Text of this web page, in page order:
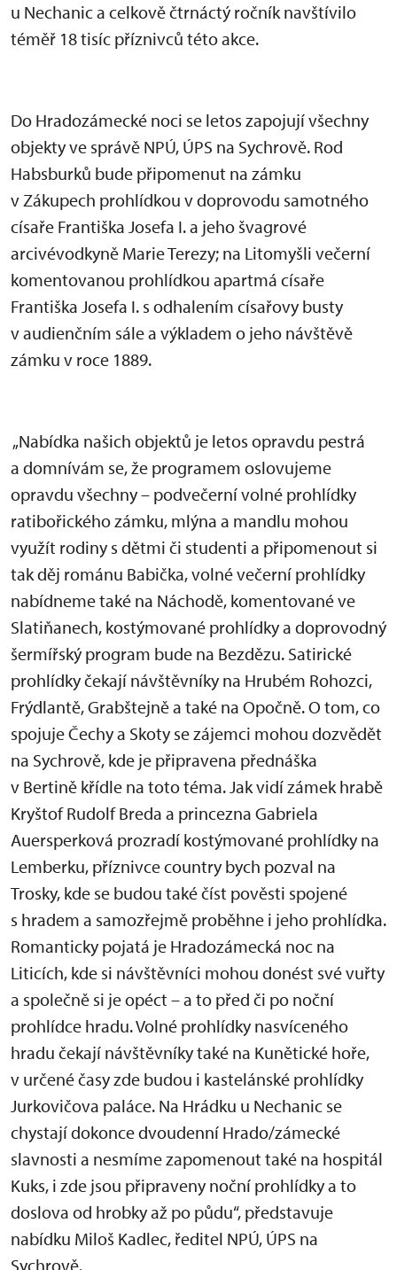
u Nechanic a celkově čtrnáctý ročník navštívilo
téměř 18 tisíc příznivců této akce.
Do Hradozámecké noci se letos zapojují všechny
objekty ve správě NPÚ, ÚPS na Sychrově. Rod
Habsburků bude připomenut na zámku
v Zákupech prohlídkou v doprovodu samotného
císaře Františka Josefa I. a jeho švagrové
arcivévodkyně Marie Terezy; na Litomyšli večerní
komentovanou prohlídkou apartmá císaře
Františka Josefa I. s odhalením císařovy busty
v audienčním sále a výkladem o jeho návštěvě
zámku v roce 1889.
„Nabídka našich objektů je letos opravdu pestrá
a domnívám se, že programem oslovujeme
opravdu všechny – podvečerní volné prohlídky
ratibořického zámku, mlýna a mandlu mohou
využít rodiny s dětmi či studenti a připomenout si
tak děj románu Babička, volné večerní prohlídky
nabídneme také na Náchodě, komentované ve
Slatiňanech, kostýmované prohlídky a doprovodný
šermířský program bude na Bezdězu. Satirické
prohlídky čekají návštěvníky na Hrubém Rohozci,
Frýdlantě, Grabštejně a také na Opočně. O tom, co
spojuje Čechy a Skoty se zájemci mohou dozvědět
na Sychrově, kde je připravena přednáška
v Bertině křídle na toto téma. Jak vidí zámek hrabě
Kryštof Rudolf Breda a princezna Gabriela
Auersperková prozradí kostýmované prohlídky na
Lemberku, příznivce country bych pozval na
Trosky, kde se budou také číst pověsti spojené
s hradem a samozřejmě proběhne i jeho prohlídka.
Romanticky pojatá je Hradozámecká noc na
Liticích, kde si návštěvníci mohou donést své vuřty
a společně si je opéct – a to před či po noční
prohlídce hradu. Volné prohlídky nasvíceného
hradu čekají návštěvníky také na Kunětické hoře,
v určené časy zde budou i kastelánské prohlídky
Jurkovičova paláce. Na Hrádku u Nechanic se
chystají dokonce dvoudenní Hrado/zámecké
slavnosti a nesmíme zapomenout také na hospitál
Kuks, i zde jsou připraveny noční prohlídky a to
doslova od hrobky až po půdu“, představuje
nabídku Miloš Kadlec, ředitel NPÚ, ÚPS na
Sychrově.